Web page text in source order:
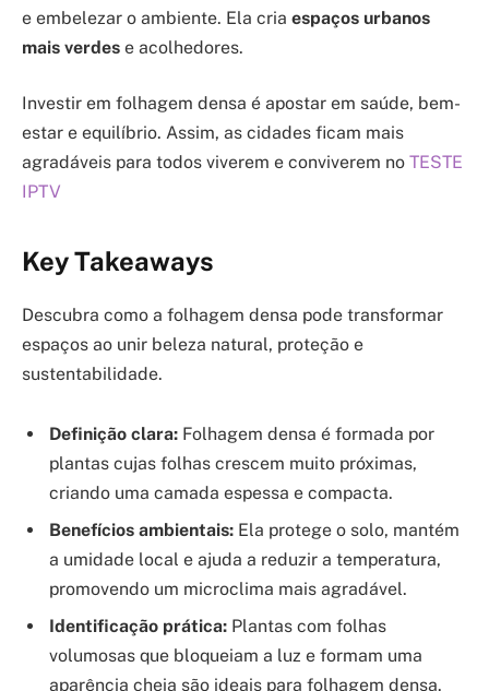
e embelezar o ambiente. Ela cria espaços urbanos
mais verdes e acolhedores.
Investir em folhagem densa é apostar em saúde, bem-
estar e equilíbrio. Assim, as cidades ficam mais
agradáveis para todos viverem e conviverem no TESTE
IPTV
Key Takeaways
Descubra como a folhagem densa pode transformar
espaços ao unir beleza natural, proteção e
sustentabilidade.
Definição clara: Folhagem densa é formada por
plantas cujas folhas crescem muito próximas,
criando uma camada espessa e compacta.
Benefícios ambientais: Ela protege o solo, mantém
a umidade local e ajuda a reduzir a temperatura,
promovendo um microclima mais agradável.
Identificação prática: Plantas com folhas
volumosas que bloqueiam a luz e formam uma
aparência cheia são ideais para folhagem densa.